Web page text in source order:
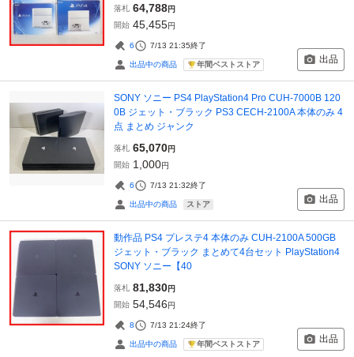
落札 64,788円
開始 45,455円
6 7/13 21:35終了
出品中の商品 年間ベストストア 出品
SONY ソニー PS4 PlayStation4 Pro CUH-7000B 120
0B ジェット・ブラック PS3 CECH-2100A 本体のみ 4
点 まとめ ジャンク
落札 65,070円
開始 1,000円
6 7/13 21:32終了
出品中の商品 ストア 出品
動作品 PS4 プレステ4 本体のみ CUH-2100A 500GB
ジェット・ブラック まとめて4台セット PlayStation4
SONY ソニー【40
落札 81,830円
開始 54,546円
8 7/13 21:24終了
出品中の商品 年間ベストストア 出品